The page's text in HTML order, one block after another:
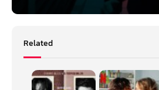
Related